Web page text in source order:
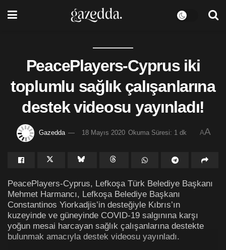
PeacePlayers-Cyprus iki
toplumlu sağlık çalışanlarına
destek videosu yayınladı!
Gazedda 18 Mayıs 2020 Okuma Süresi: 1 dk AA
PeacePlayers-Cyprus, Lefkoşa Türk Belediye Başkanı
Mehmet Harmancı, Lefkoşa Belediye Başkanı
Constantinos Yiorkadjis’in desteğiyle Kıbrıs’ın
kuzeyinde ve güneyinde COVID-19 salgınına karşı
yoğun mesai harcayan sağlık çalışanlarına destekte
bulunmak amacıyla destek videosu yayınladı.